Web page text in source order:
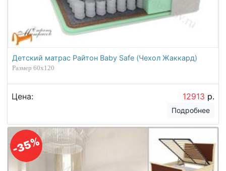
Детский матрас Райтон Baby Safe (Чехол Жаккард)
Размер 60х120
Цена: 12913 р.
Подробнее
-35%